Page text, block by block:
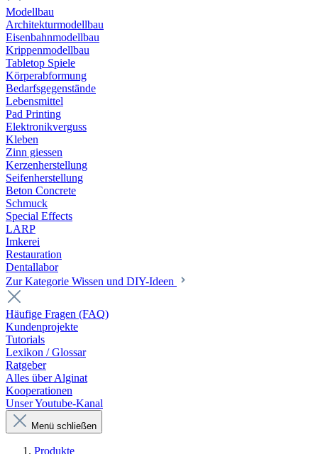
Modellbau
Architekturmodellbau
Eisenbahnmodellbau
Krippenmodellbau
Tabletop Spiele
Körperabformung
Bedarfsgegenstände
Lebensmittel
Pad Printing
Elektronikverguss
Kleben
Zinn giessen
Kerzenherstellung
Seifenherstellung
Beton Concrete
Schmuck
Special Effects
LARP
Imkerei
Restauration
Dentallabor
Zur Kategorie Wissen und DIY-Ideen
Häufige Fragen (FAQ)
Kundenprojekte
Tutorials
Lexikon / Glossar
Ratgeber
Alles über Alginat
Kooperationen
Unser Youtube-Kanal
Menü schließen
Produkte